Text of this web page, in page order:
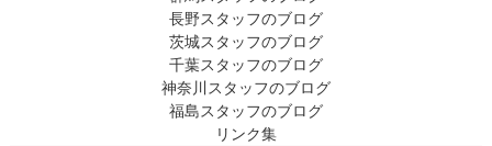
長野スタッフのブログ
茨城スタッフのブログ
千葉スタッフのブログ
神奈川スタッフのブログ
福島スタッフのブログ
リンク集